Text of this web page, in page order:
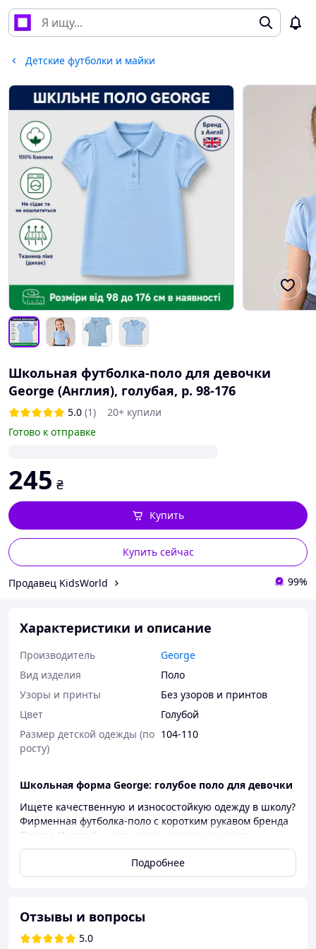
Детские футболки и майки
Школьная футболка-поло для девочки
George (Англия), голубая, р. 98-176
5.0 (1)
20+ купили
Готово к отправке
245 ₴
Купить сейчас
Купить
Продавец KidsWorld 99%
Характеристики и описание
Производитель
George
Вид изделия
Поло
Узоры и принты
Без узоров и принтов
Цвет
Голубой
Размер детской одежды (по
росту)
104-110
Школьная форма George: голубое поло для девочки
Ищете качественную и износостойкую одежду в школу?
Фирменная футболка-поло с коротким рукавом бренда
George (Англия) — это идеальное решение для
ежедневного гардероба юной школьницы.
💡
Обратите внимание:модель имеет полномерный
сайте указана поштучно за 1 штуку изделия.
Почему стоит купить детское поло George из
Подробнее
Отзывы и вопросы
5.0